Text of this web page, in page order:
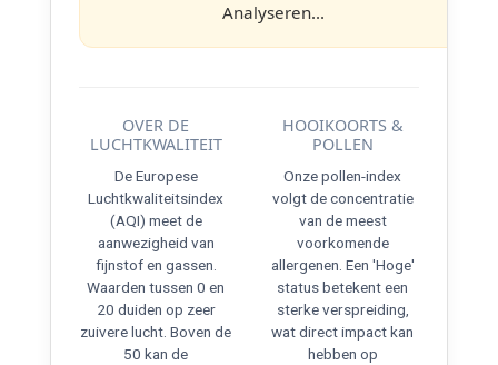
Analyseren...
OVER DE
LUCHTKWALITEIT
De Europese
Luchtkwaliteitsindex
(AQI) meet de
aanwezigheid van
fijnstof en gassen.
Waarden tussen 0 en
20 duiden op zeer
zuivere lucht. Boven de
50 kan de
HOOIKOORTS &
POLLEN
Onze pollen-index
volgt de concentratie
van de meest
voorkomende
allergenen. Een 'Hoge'
status betekent een
sterke verspreiding,
wat direct impact kan
hebben op